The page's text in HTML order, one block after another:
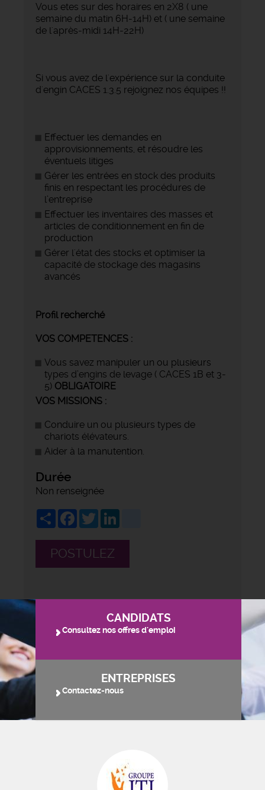
Vous etes sur des horaires en 2X8 ( une
semaine du matin 6H-14H) et ( une semaine
de l'après-midi 14H-22H)
Si vous avez de l'expérience sur la conduite
d'engin CACES 1.3.5 rejoignez nos équipes !!
Effectuer les demandes en
approvisionnements, et résoudre les
éventuels litiges
Gérer les entrées en stock des produits
finis en respectant les procédures de
l’entreprise
Effectuer les inventaires des masses et
articles de conditionnement en fin de
production
Gérer l'état des stocks et optimiser la
capacité de stockage des magasins
avancés
Profil recherché
VOS COMPETENCES :
Vous savez manipuler un ou plusieurs
types d’engins de levage ( CACES 1B et 3-
5) OBLIGATOIRE
VOS MISSIONS :
Conduire un ou plusieurs types de
chariots élévateurs.
Aider à la manutention.
Durée
Non renseignée
ShareFacebook
Twitter
POSTULEZ
CANDIDATS
Consultez nos offres d'emploi
ENTREPRISES
Contactez-nous